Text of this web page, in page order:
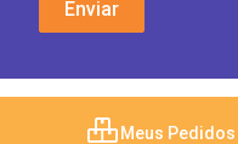
Meus Pedidos